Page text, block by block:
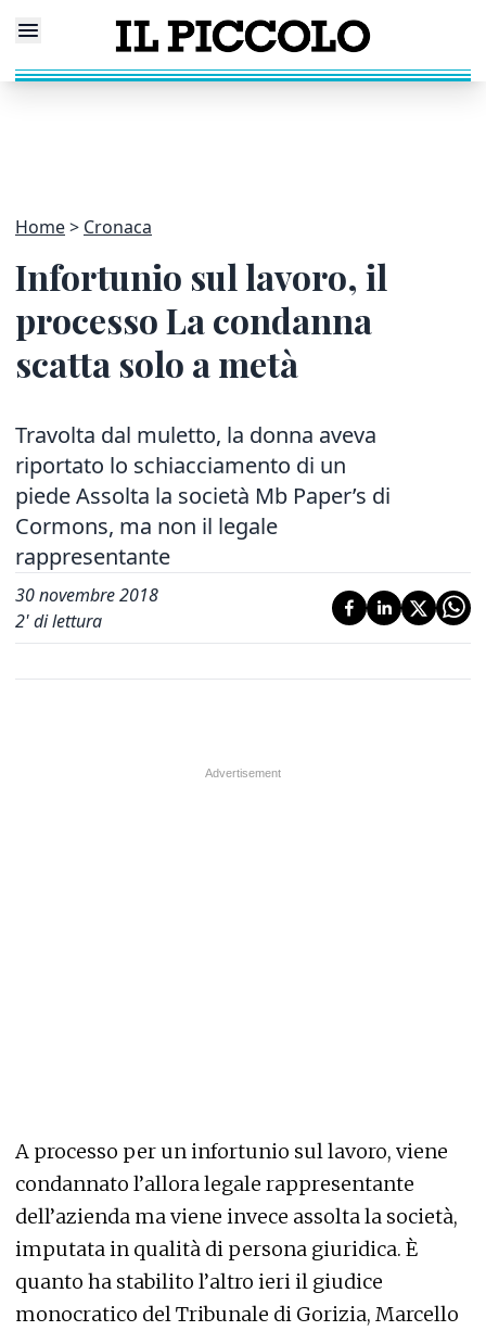
Home Cronaca
Infortunio sul lavoro, il
processo La condanna
scatta solo a metà
Travolta dal muletto, la donna aveva
riportato lo schiacciamento di un
piede Assolta la società Mb Paper’s di
Cormons, ma non il legale
rappresentante
30 novembre 2018
2' di lettura
A processo per un infortunio sul lavoro, viene
condannato l’allora legale rappresentante
dell’azienda ma viene invece assolta la società,
imputata in qualità di persona giuridica. È
quanto ha stabilito l’altro ieri il giudice
monocratico del Tribunale di Gorizia, Marcello